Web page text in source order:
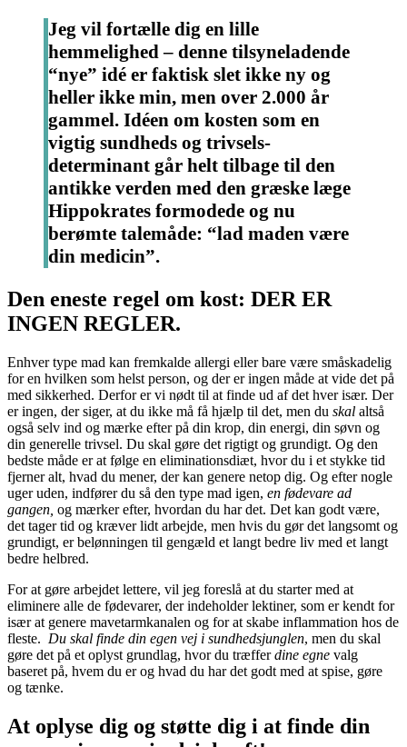
Jeg vil fortælle dig en lille
hemmelighed – denne tilsyneladende
“nye” idé er faktisk slet ikke ny og
heller ikke min, men over 2.000 år
gammel. Idéen om kosten som en
vigtig sundheds og trivsels-
determinant går helt tilbage til den
antikke verden med den græske læge
Hippokrates formodede og nu
berømte talemåde: “lad maden være
din medicin”.
Den eneste regel om kost: DER ER
INGEN REGLER.
Enhver type mad kan fremkalde allergi eller bare være småskadelig
for en hvilken som helst person, og der er ingen måde at vide det på
med sikkerhed. Derfor er vi nødt til at finde ud af det hver især. Der
er ingen, der siger, at du ikke må få hjælp til det, men du skal altså
også selv ind og mærke efter på din krop, din energi, din søvn og
din generelle trivsel. Du skal gøre det rigtigt og grundigt. Og den
bedste måde er at følge en eliminationsdiæt, hvor du i et stykke tid
fjerner alt, hvad du mener, der kan genere netop dig. Og efter nogle
uger uden, indfører du så den type mad igen, en fødevare ad
gangen, og mærker efter, hvordan du har det. Det kan godt være,
det tager tid og kræver lidt arbejde, men hvis du gør det langsomt og
grundigt, er belønningen til gengæld et langt bedre liv med et langt
bedre helbred.
For at gøre arbejdet lettere, vil jeg foreslå at du starter med at
eliminere alle de fødevarer, der indeholder lektiner, som er kendt for
især at genere mavetarmkanalen og for at skabe inflammation hos de
fleste. Du skal finde din egen vej i sundhedsjunglen, men du skal
gøre det på et oplyst grundlag, hvor du træfferdine egne valg
baseret på, hvem du er og hvad du har det godt med at spise, gøre
og tænke.
At oplyse dig og støtte dig i at finde din